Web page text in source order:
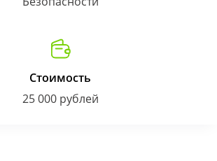
Стоимость
25 000 рублей